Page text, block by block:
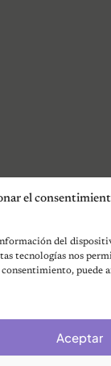
el
del
tecnologías nos
puede
Aceptar